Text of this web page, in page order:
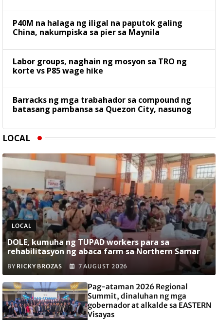
P40M na halaga ng iligal na paputok galing
China, nakumpiska sa pier sa Maynila
Labor groups, naghain ng mosyon sa TRO ng
korte vs P85 wage hike
Barracks ng mga trabahador sa compound ng
batasang pambansa sa Quezon City, nasunog
LOCAL
LOCAL
DOLE, kumuha ng TUPAD workers para sa
rehabilitasyon ng abaca farm sa Northern Samar
BY RICKY BROZAS 7 AUGUST 2026
Pag-ataman 2026 Regional
Summit, dinaluhan ng mga
gobernador at alkalde sa EASTERN
Visayas